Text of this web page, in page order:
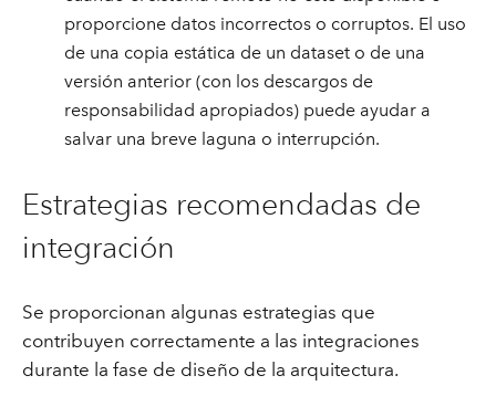
proporcione datos incorrectos o corruptos. El uso
de una copia estática de un dataset o de una
versión anterior (con los descargos de
responsabilidad apropiados) puede ayudar a
salvar una breve laguna o interrupción.
Estrategias recomendadas de
integración
Se proporcionan algunas estrategias que
contribuyen correctamente a las integraciones
durante la fase de diseño de la arquitectura.